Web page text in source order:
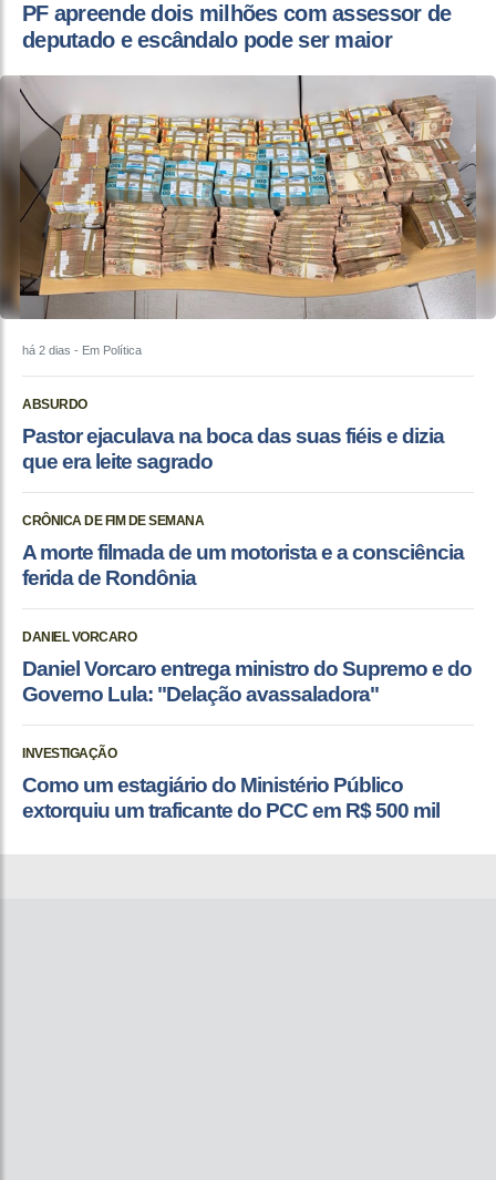
PF apreende dois milhões com assessor de
deputado e escândalo pode ser maior
há 2 dias - Em Política
ABSURDO
Pastor ejaculava na boca das suas fiéis e dizia
que era leite sagrado
CRÔNICA DE FIM DE SEMANA
A morte filmada de um motorista e a consciência
ferida de Rondônia
DANIEL VORCARO
Daniel Vorcaro entrega ministro do Supremo e do
Governo Lula: "Delação avassaladora"
INVESTIGAÇÃO
Como um estagiário do Ministério Público
extorquiu um traficante do PCC em R$ 500 mil